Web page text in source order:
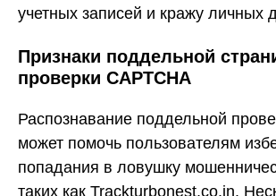
учетных записей и кражу личных
Признаки поддельной
проверки CAPTCHA
Распознавание поддельной
может помочь пользователям
попадания в ловушку
таких как Trackturbonest.co.in.